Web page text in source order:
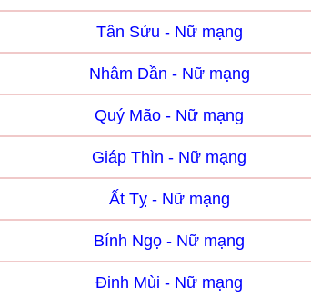
Tân Sửu - Nữ mạng
Nhâm Dần - Nữ mạng
Quý Mão - Nữ mạng
Giáp Thìn - Nữ mạng
Ất Tỵ - Nữ mạng
Bính Ngọ - Nữ mạng
Đinh Mùi - Nữ mạng